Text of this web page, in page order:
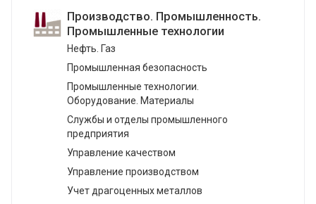
Производство. Промышленность.
Промышленные технологии
Нефть. Газ
Промышленная безопасность
Промышленные технологии.
Оборудование. Материалы
Службы и отделы промышленного
предприятия
Управление качеством
Управление производством
Учет драгоценных металлов